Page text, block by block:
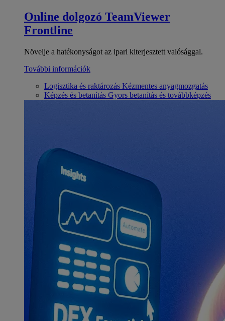
Online dolgozó TeamViewer
Frontline
Növelje a hatékonyságot az ipari kiterjesztett valósággal.
További információk
Logisztika és raktározás Kézmentes anyagmozgatás
Képzés és betanítás Gyors betanítás és továbbképzés